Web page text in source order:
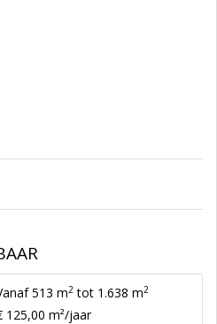
513 m2 tot 1.638 m2
125,00 m²/jaar